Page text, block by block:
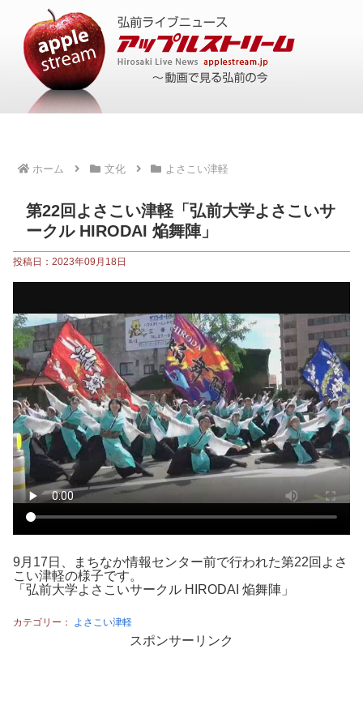
ホーム 文化 よさこい津軽
第22回よさこい津軽「弘前大学よさこいサ
ークル HIRODAI 焔舞陣」
投稿日：2023年09月18日
9月17日、まちなか情報センター前で行われた第22回よさ
こい津軽の様子です。
「弘前大学よさこいサークル HIRODAI 焔舞陣」
カテゴリー： よさこい津軽
スポンサーリンク